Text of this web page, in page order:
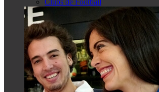
Clubs de Football